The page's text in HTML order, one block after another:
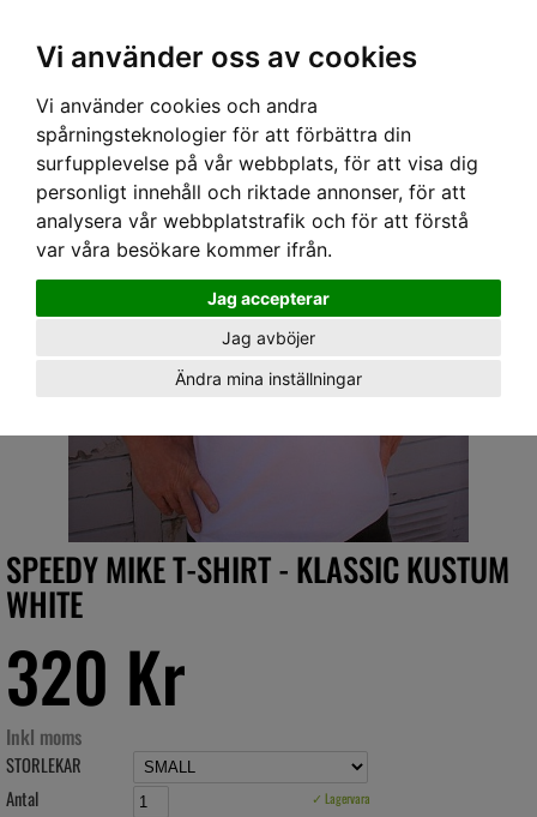
Vi använder oss av cookies
Vi använder cookies och andra
spårningsteknologier för att förbättra din
surfupplevelse på vår webbplats, för att visa dig
personligt innehåll och riktade annonser, för att
analysera vår webbplatstrafik och för att förstå
var våra besökare kommer ifrån.
Jag accepterar
Jag avböjer
Ändra mina inställningar
Hem› HERR›T-SHIRT › SPEEDY MIKE T-SHIRT - KLASSIC KUSTUM WHITE
SPEEDY MIKE T-SHIRT - KLASSIC KUSTUM
WHITE
320 Kr
Inkl moms
STORLEKAR
Antal
✓ Lagervara